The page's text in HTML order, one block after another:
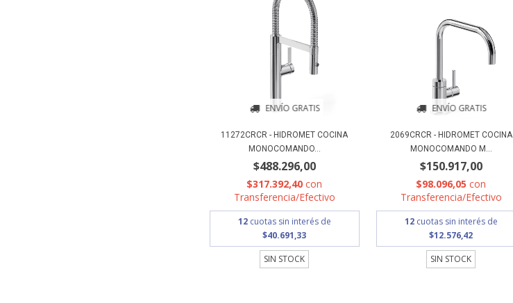
ENVÍO GRATIS
11272CRCR - HIDROMET COCINA
MONOCOMANDO...
$488.296,00
$317.392,40con
Transferencia/Efectivo
12 cuotas sin interés de
$40.691,33
SIN STOCK
ENVÍO GRATIS
2069CRCR - HIDROMET COCINA
MONOCOMANDO M...
$150.917,00
$98.096,05con
Transferencia/Efectivo
12 cuotas sin interés de
$12.576,42
SIN STOCK